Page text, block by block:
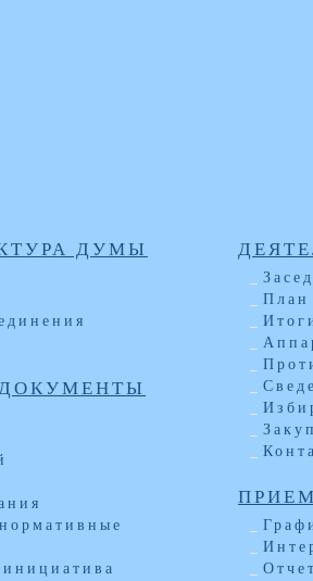
ДУМЫ
инициатива